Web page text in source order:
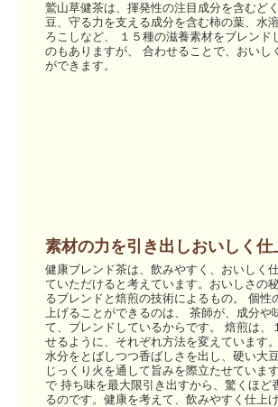
鷲山草健茶は、揮発性の注目成分を含むど
豆、守る力を支える成分を含む柿の葉、水
ろこしなど、 １５種の滋養素材をブレンド
のもありますが、 合わせることで、おいし
ができます。
素材の力を引き出しおいしく
健康ブレンド茶は、飲みやすく、おいしく
ていただけると考えています。おいしさの
るブレンドと焙煎の技術によるもの。 個性
上げることができるのは、 茶師が、成分や
て、ブレンドしているからです。 焙煎は、
せるように、それぞれ方法を変えています
水分をとばしつつ香ばしさを出し、硬い大
じっくり火を通して旨みを際立たせていま
で 持ち味を最大限引き出すから、驚くほ
るのです。健康を考えて、飲みやすく仕上